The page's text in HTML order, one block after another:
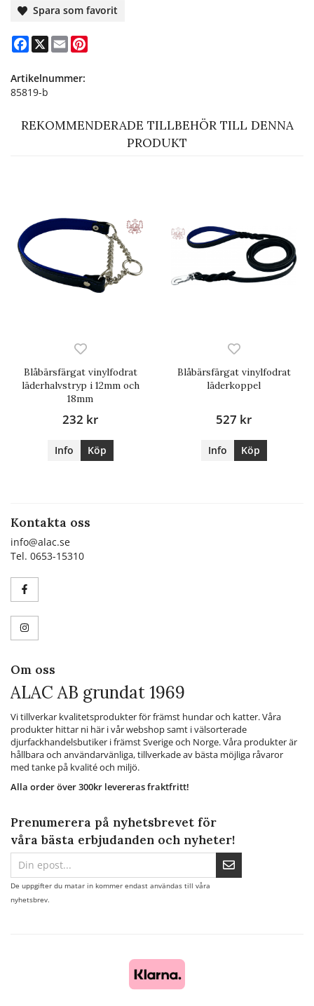
Spara som favorit
Facebook
X Email
Artikelnummer:
85819-b
REKOMMENDERADE TILLBEHÖR TILL DENNA
PRODUKT
Blåbärsfärgat vinylfodrat
läderhalvstryp i 12mm och
18mm
232 kr
Info Köp
Blåbärsfärgat vinylfodrat
läderkoppel
527 kr
Info Köp
Kontakta oss
info@alac.se
Tel. 0653-15310
Om oss
ALAC AB grundat 1969
Vi tillverkar kvalitetsprodukter för främst hundar och katter. Våra
produkter hittar ni här i vår webshop samt i välsorterade
djurfackhandelsbutiker i främst Sverige och Norge. Våra produkter är
hållbara och användarvänliga, tillverkade av bästa möjliga råvaror
med tanke på kvalité och miljö.
Alla order över 300kr levereras fraktfritt!
Prenumerera på nyhetsbrevet för
våra bästa erbjudanden och nyheter!
De uppgifter du matar in kommer endast användas till våra
nyhetsbrev.